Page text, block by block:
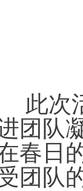
此次
团队
春日
团队